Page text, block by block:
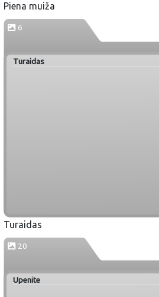
Piena muiža
6
Turaidas
Turaidas
20
Upenite